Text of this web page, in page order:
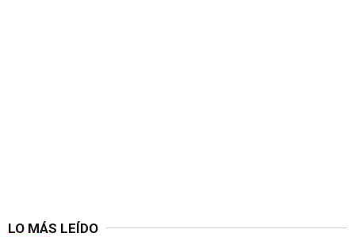
LO MÁS LEÍDO